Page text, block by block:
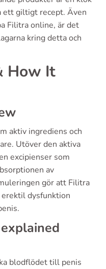
ett giltigt recept. Även
Filitra online, är det
kring detta och
How It
aktiv ingrediens och
Utöver den aktiva
excipienser som
av
gör att Filitra
erektil dysfunktion
blodflödet till penis